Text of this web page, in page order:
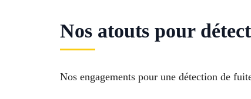
Nos atouts pour
Nos engagements pour une détection de